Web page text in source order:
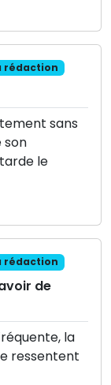
rédaction
sans
son
le
rédaction
de
la
ressentent